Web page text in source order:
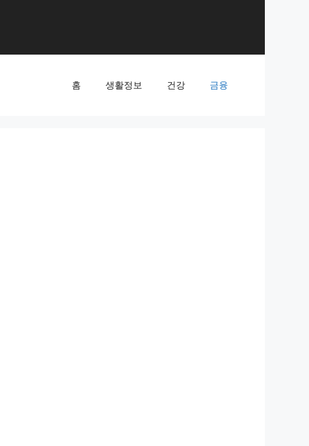
홈 생활정보 건강 금융